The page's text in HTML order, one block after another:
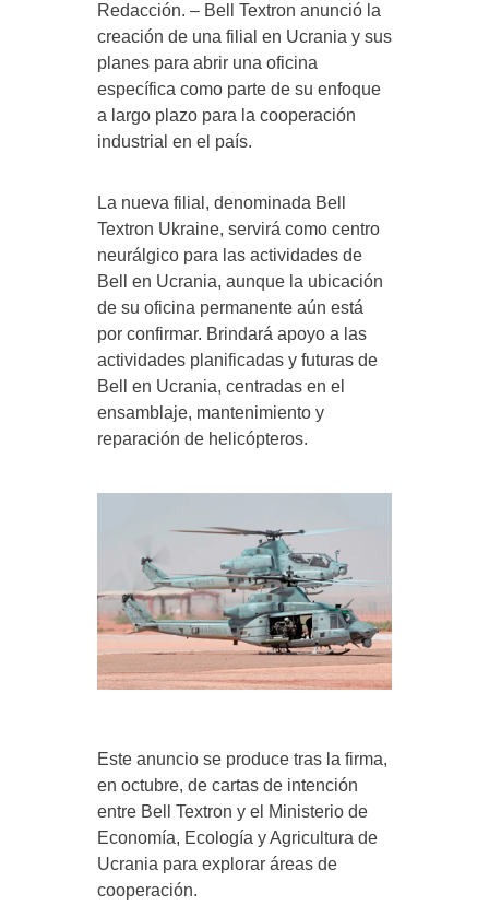
Redacción. – Bell Textron anunció la
creación de una filial en Ucrania y sus
planes para abrir una oficina
específica como parte de su enfoque
a largo plazo para la cooperación
industrial en el país.
La nueva filial, denominada Bell
Textron Ukraine, servirá como centro
neurálgico para las actividades de
Bell en Ucrania, aunque la ubicación
de su oficina permanente aún está
por confirmar. Brindará apoyo a las
actividades planificadas y futuras de
Bell en Ucrania, centradas en el
ensamblaje, mantenimiento y
reparación de helicópteros.
Este anuncio se produce tras la firma,
en octubre, de cartas de intención
entre Bell Textron y el Ministerio de
Economía, Ecología y Agricultura de
Ucrania para explorar áreas de
cooperación.